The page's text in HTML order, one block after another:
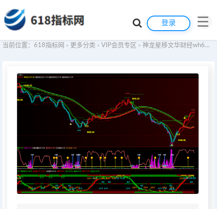
登录
当前位置： 618指标网 > 更多分类 > VIP会员专区 > 神龙星移文华财经wh6期货指标公式交易系统WH7赢顺云期货指标公式技术分析博易大师期货博弈模板看盘辅助指示器软件